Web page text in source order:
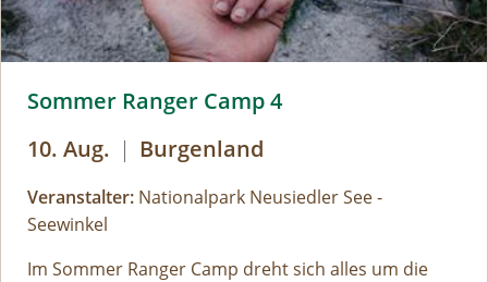
Sommer Ranger Camp 4
10. Aug. | Burgenland
Veranstalter: Nationalpark Neusiedler See -
Seewinkel
Im Sommer Ranger Camp dreht sich alles um die